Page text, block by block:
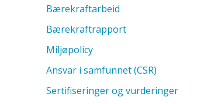
Bærekraftarbeid
Bærekraftrapport
Miljøpolicy
Ansvar i samfunnet (CSR)
Sertifiseringer og vurderinger